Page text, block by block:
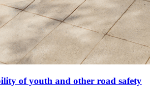
of youth and other road safety